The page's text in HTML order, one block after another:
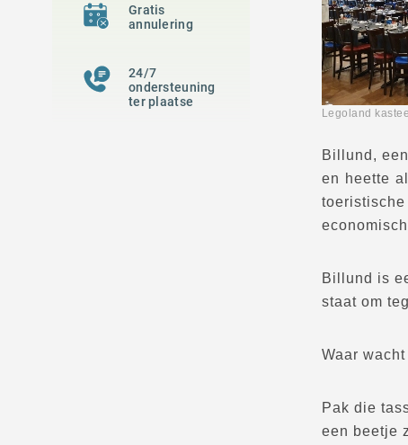
Gratis
annulering
24/7
ondersteuning
ter plaatse
Legoland
Billund,
en heette
Billund is
staat om
Waar
Pak die
een beetje